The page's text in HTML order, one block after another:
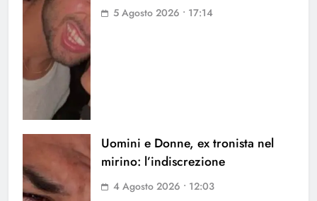
5 Agosto 2026 • 17:14
Uomini e Donne, ex tronista nel
mirino: l’indiscrezione
4 Agosto 2026 • 12:03